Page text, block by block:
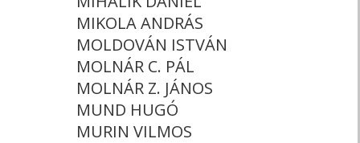
MIKOLA ANDRÁS
MOLDOVÁN ISTVÁN
MOLNÁR C. PÁL
MOLNÁR Z. JÁNOS
MUND HUGÓ
MURIN VILMOS